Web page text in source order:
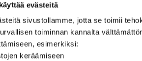
evästeitä
sivustollamme, jotta se toimii
toiminnan kannalta
esimerkiksi:
keräämiseen